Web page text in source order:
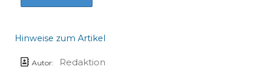
Hinweise zum Artikel
Autor: Redaktion